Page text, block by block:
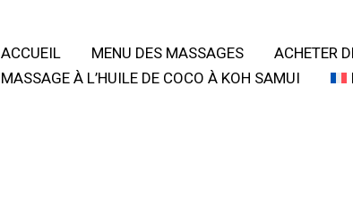
ACCUEIL MENU DES MASSAGES ACHETER
MASSAGE À L’HUILE DE COCO À KOH SAMUI